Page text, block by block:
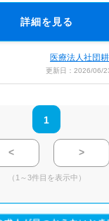
詳細を見る
医療法人社団
更新日：2026/06/
1
< >
（1～3件目を表示中）